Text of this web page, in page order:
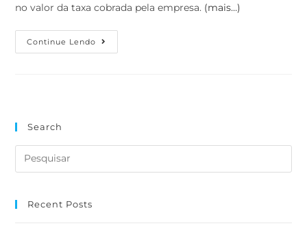
no valor da taxa cobrada pela empresa. (mais…)
Continue Lendo
Search
Recent Posts